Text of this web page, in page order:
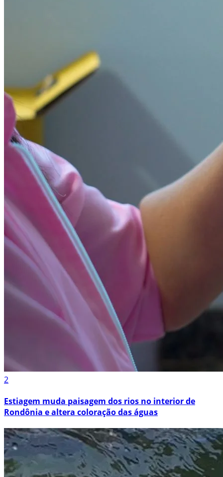
2
Estiagem muda paisagem dos rios no interior de
Rondônia e altera coloração das águas